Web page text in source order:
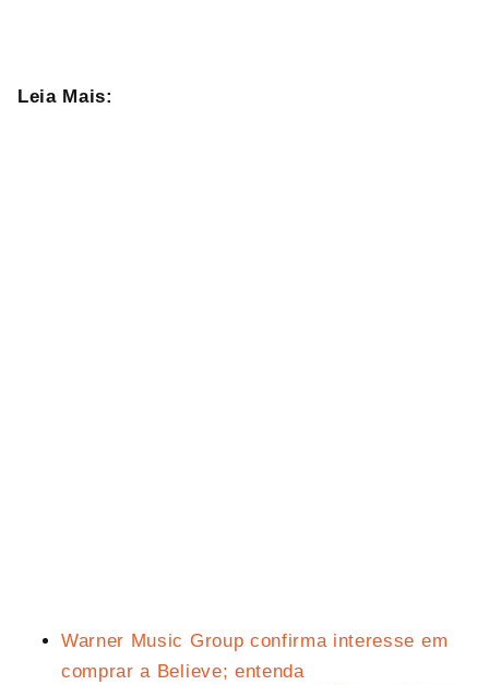
Leia Mais:
Warner Music Group confirma interesse em
comprar a Believe; entenda